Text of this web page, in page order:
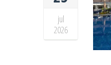
jul
2026